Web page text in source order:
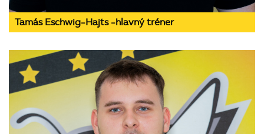
Tamás Eschwig-Hajts -hlavný tréner